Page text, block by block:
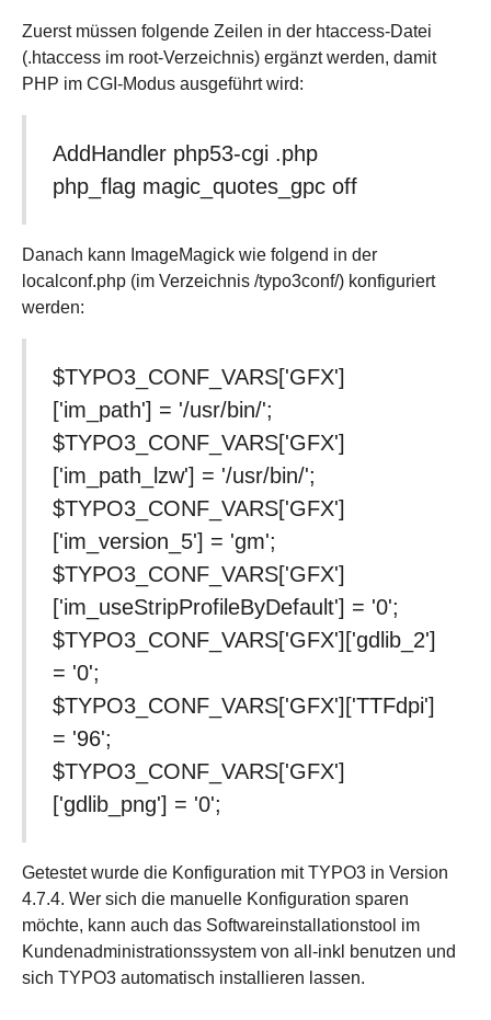
Zuerst müssen folgende Zeilen in der htaccess-Datei
(.htaccess im root-Verzeichnis) ergänzt werden, damit
PHP im CGI-Modus ausgeführt wird:
AddHandler php53-cgi .php
php_flag magic_quotes_gpc off
Danach kann ImageMagick wie folgend in der
localconf.php (im Verzeichnis /typo3conf/) konfiguriert
werden:
$TYPO3_CONF_VARS['GFX']
['im_path'] = '/usr/bin/';
$TYPO3_CONF_VARS['GFX']
['im_path_lzw'] = '/usr/bin/';
$TYPO3_CONF_VARS['GFX']
['im_version_5'] = 'gm';
$TYPO3_CONF_VARS['GFX']
['im_useStripProfileByDefault'] = '0';
$TYPO3_CONF_VARS['GFX']['gdlib_2']
= '0';
$TYPO3_CONF_VARS['GFX']['TTFdpi']
= '96';
$TYPO3_CONF_VARS['GFX']
['gdlib_png'] = '0';
Getestet wurde die Konfiguration mit TYPO3 in Version
4.7.4. Wer sich die manuelle Konfiguration sparen
möchte, kann auch das Softwareinstallationstool im
Kundenadministrationssystem von all-inkl benutzen und
sich TYPO3 automatisch installieren lassen.